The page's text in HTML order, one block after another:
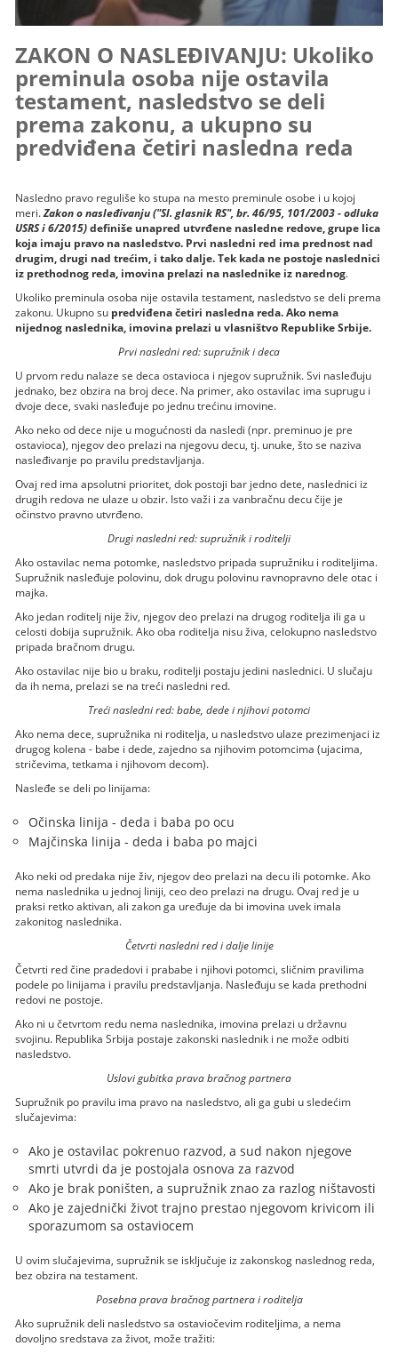
ZAKON O NASLEĐIVANJU: Ukoliko
preminula osoba nije ostavila
testament, nasledstvo se deli
prema zakonu, a ukupno su
predviđena četiri nasledna reda
Nasledno pravo reguliše ko stupa na mesto preminule osobe i u kojoj
meri.Zakon o nasleđivanju ("Sl. glasnik RS", br. 46/95, 101/2003 - odluka
USRS i 6/2015)definiše unapred utvrđene nasledne redove, grupe lica
koja imaju pravo na nasledstvo. Prvi nasledni red ima prednost nad
drugim, drugi nad trećim, i tako dalje. Tek kada ne postoje naslednici
iz prethodnog reda, imovina prelazi na naslednike iz narednog.
Ukoliko preminula osoba nije ostavila testament, nasledstvo se deli prema
zakonu. Ukupno su predviđena četiri nasledna reda. Ako nema
nijednog naslednika, imovina prelazi u vlasništvo Republike Srbije.
Prvi nasledni red: supružnik i deca
U prvom redu nalaze se deca ostavioca i njegov supružnik. Svi nasleđuju
jednako, bez obzira na broj dece. Na primer, ako ostavilac ima suprugu i
dvoje dece, svaki nasleđuje po jednu trećinu imovine.
Ako neko od dece nije u mogućnosti da nasledi (npr. preminuo je pre
ostavioca), njegov deo prelazi na njegovu decu, tj. unuke, što se naziva
nasleđivanje po pravilu predstavljanja.
Ovaj red ima apsolutni prioritet, dok postoji bar jedno dete, naslednici iz
drugih redova ne ulaze u obzir. Isto važi i za vanbračnu decu čije je
očinstvo pravno utvrđeno.
Drugi nasledni red: supružnik i roditelji
Ako ostavilac nema potomke, nasledstvo pripada supružniku i roditeljima.
Supružnik nasleđuje polovinu, dok drugu polovinu ravnopravno dele otac i
majka.
Ako jedan roditelj nije živ, njegov deo prelazi na drugog roditelja ili ga u
celosti dobija supružnik. Ako oba roditelja nisu živa, celokupno nasledstvo
pripada bračnom drugu.
Ako ostavilac nije bio u braku, roditelji postaju jedini naslednici. U slučaju
da ih nema, prelazi se na treći nasledni red.
Treći nasledni red: babe, dede i njihovi potomci
Ako nema dece, supružnika ni roditelja, u nasledstvo ulaze prezimenjaci iz
drugog kolena - babe i dede, zajedno sa njihovim potomcima (ujacima,
stričevima, tetkama i njihovom decom).
Nasleđe se deli po linijama:
Očinska linija - deda i baba po ocu
Majčinska linija - deda i baba po majci
Ako neki od predaka nije živ, njegov deo prelazi na decu ili potomke. Ako
nema naslednika u jednoj liniji, ceo deo prelazi na drugu. Ovaj red je u
praksi retko aktivan, ali zakon ga uređuje da bi imovina uvek imala
zakonitog naslednika.
Četvrti nasledni red i dalje linije
Četvrti red čine pradedovi i prababe i njihovi potomci, sličnim pravilima
podele po linijama i pravilu predstavljanja. Nasleđuju se kada prethodni
redovi ne postoje.
Ako ni u četvrtom redu nema naslednika, imovina prelazi u državnu
svojinu. Republika Srbija postaje zakonski naslednik i ne može odbiti
nasledstvo.
Uslovi gubitka prava bračnog partnera
Supružnik po pravilu ima pravo na nasledstvo, ali ga gubi u sledećim
slučajevima:
Ako je ostavilac pokrenuo razvod, a sud nakon njegove
smrti utvrdi da je postojala osnova za razvod
Ako je brak poništen, a supružnik znao za razlog ništavosti
Ako je zajednički život trajno prestao njegovom krivicom ili
sporazumom sa ostaviocem
U ovim slučajevima, supružnik se isključuje iz zakonskog naslednog reda,
bez obzira na testament.
Posebna prava bračnog partnera i roditelja
Ako supružnik deli nasledstvo sa ostaviočevim roditeljima, a nema
dovoljno sredstava za život, može tražiti: